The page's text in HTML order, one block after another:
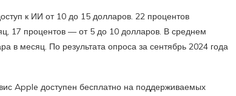
к ИИ от 10 до 15 долларов. 22 процентов
17 процентов — от 5 до 10 долларов. В среднем
в месяц. По результата опроса за сентябрь 2024 года
Apple доступен бесплатно на поддерживаемых